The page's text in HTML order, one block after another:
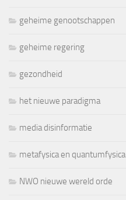
geheime genootschappen
geheime regering
gezondheid
het nieuwe paradigma
media disinformatie
metafysica en quantumfysica
NWO nieuwe wereld orde